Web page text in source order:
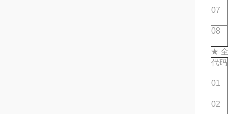
07
08
★ 全
代码
01
02